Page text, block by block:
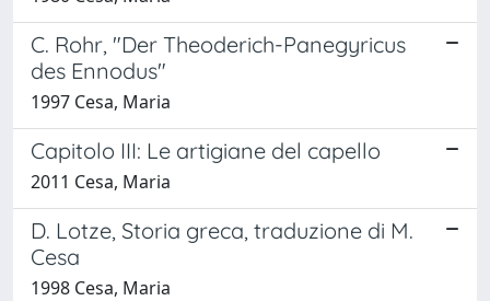
C. Rohr, "Der Theoderich-Panegyricus
des Ennodus"
1997 Cesa, Maria
Capitolo III: Le artigiane del capello
2011 Cesa, Maria
D. Lotze, Storia greca, traduzione di M.
Cesa
1998 Cesa, Maria